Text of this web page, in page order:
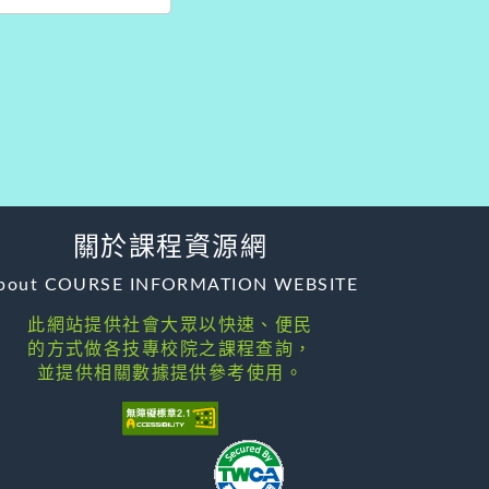
關於課程資源網
COURSE INFORMATION WEBSITE
此網站提供社會大眾以快速、便民
的方式做各技專校院之課程查詢，
並提供相關數據提供參考使用。